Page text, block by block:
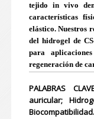
tejido in vivo
características
elástico. Nuestros
del hidrogel de
para
regeneración de
PALABRAS
auricular;
Biocompatibilidad.